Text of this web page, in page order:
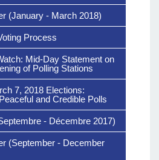
(January - March 2018)
Process
Mid-Day Statement on
of Polling Stations
7, 2018 Elections:
and Credible Polls
- Décembre 2017)
(September - December